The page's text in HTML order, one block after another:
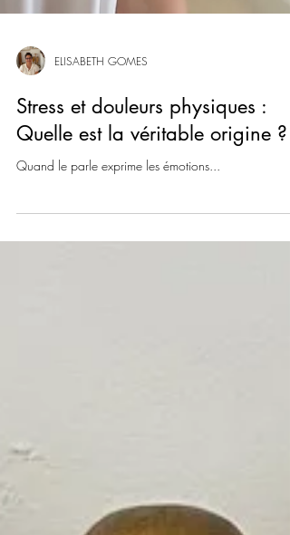
ELISABETH GOMES
Stress et douleurs physiques :
Quand le parle exprime les émotions...